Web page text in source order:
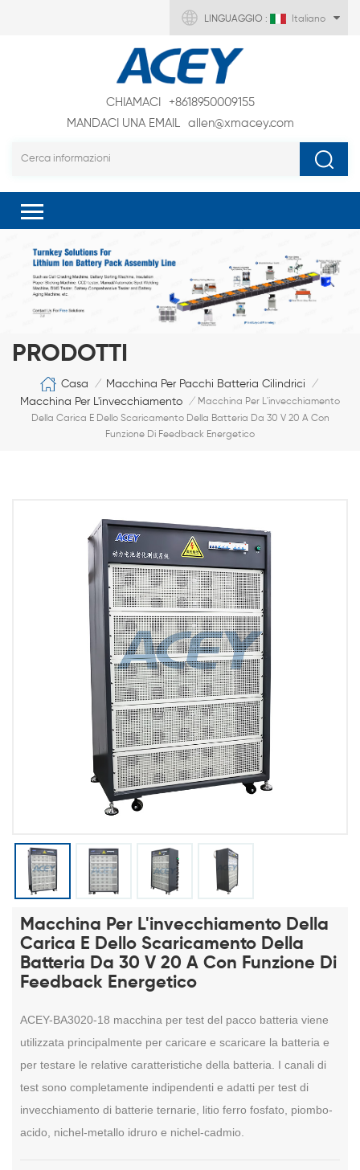
LINGUAGGIO : Italiano
CHIAMACI
+8618950009155
MANDACI UNA EMAIL
allen@xmacey.com
PRODOTTI
Casa / Macchina Per Pacchi Batteria Cilindrici /
Macchina Per L'invecchiamento / Macchina Per L'invecchiamento
Della Carica E Dello Scaricamento Della Batteria Da 30 V 20 A Con
Funzione Di Feedback Energetico
Macchina Per L'invecchiamento Della
Carica E Dello Scaricamento Della
Batteria Da 30 V 20 A Con Funzione Di
Feedback Energetico
ACEY-BA3020-18 macchina per test del pacco batteria viene
utilizzata principalmente per caricare e scaricare la batteria e
per testare le relative caratteristiche della batteria. I canali di
test sono completamente indipendenti e adatti per test di
invecchiamento di batterie ternarie, litio ferro fosfato, piombo-
acido, nichel-metallo idruro e nichel-cadmio.